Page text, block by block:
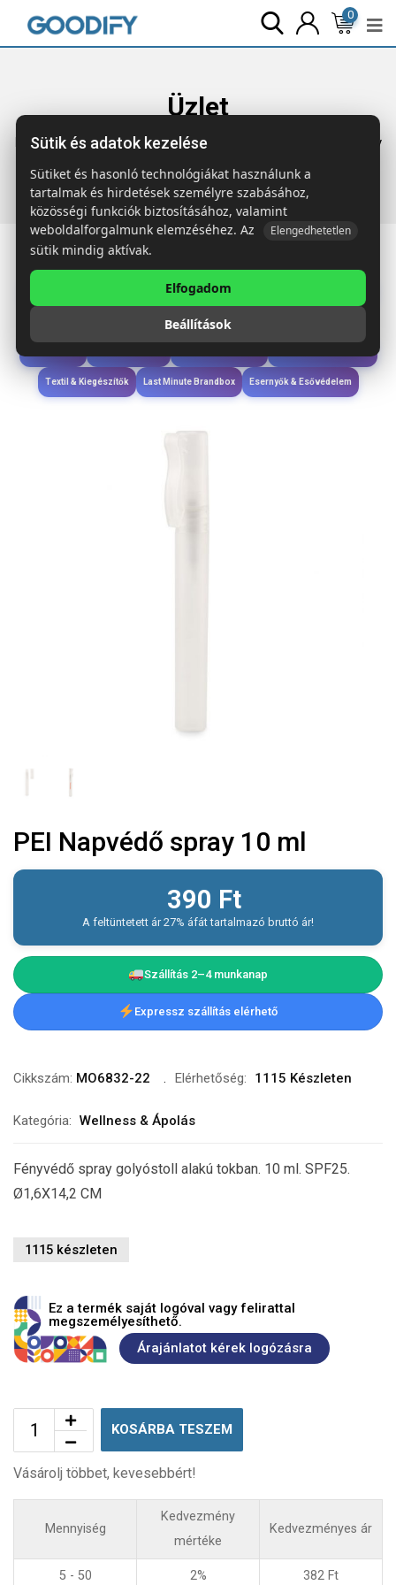
0
Üzlet
Főoldal Termékek Wellness & Ápolás
PEI Napvédő spray
10 ml
Étkezés & Ivás
Wellness & Ápolás
Textil & Kiegészítők Last Minute Brandbox Esernyők & Esővédelem
PEI Napvédő spray 10 ml
390 Ft
A feltüntetett ár 27% áfát tartalmazó bruttó ár!
Szállítás 2–4 munkanap
Expressz szállítás elérhető
Cikkszám: MO6832-22 Elérhetőség: 1115 Készleten
Kategória: Wellness & Ápolás
Fényvédő spray golyóstoll alakú tokban. 10 ml. SPF25.
Ø1,6X14,2 CM
1115 készleten
Ez a termék saját logóval vagy felirattal
megszemélyesíthető.
Árajánlatot kérek logózásra
KOSÁRBA TESZEM
Vásárolj többet, kevesebbért!
Mennyiség
Kedvezmény
mértéke
Kedvezményes ár
5 - 50 2% 382 Ft
Sütik és adatok kezelése
Sütiket és hasonló technológiákat használunk a
tartalmak és hirdetések személyre szabásához,
közösségi funkciók biztosításához, valamint
weboldalforgalmunk elemzéséhez. Az
Elengedhetetlen
sütik mindig aktívak.
Elfogadom
Beállítások